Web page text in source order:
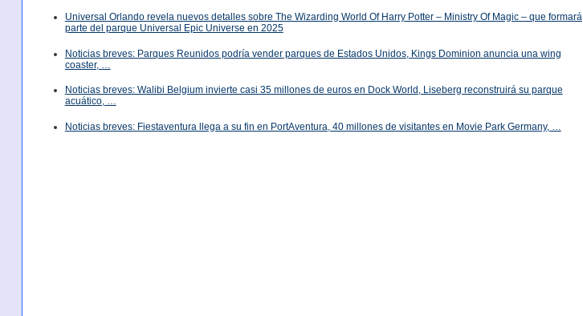
Universal Orlando revela nuevos detalles sobre The Wizarding World Of Harry Potter – Ministry Of Magic – que formará
parte del parque Universal Epic Universe en 2025
Noticias breves: Parques Reunidos podría vender parques de Estados Unidos, Kings Dominion anuncia una wing
coaster, …
Noticias breves: Walibi Belgium invierte casi 35 millones de euros en Dock World, Liseberg reconstruirá su parque
acuático, …
Noticias breves: Fiestaventura llega a su fin en PortAventura, 40 millones de visitantes en Movie Park Germany, …